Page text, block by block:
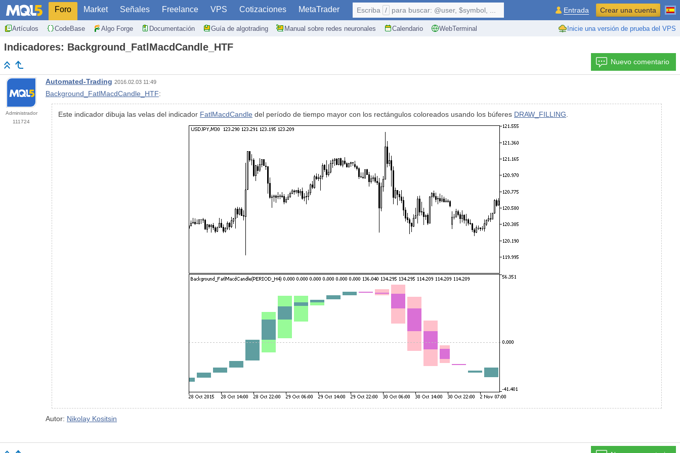
Foro Market Señales Freelance VPS Cotizaciones MetaTrader
Artículos CodeBase Algo Forge Documentación Guía de algotrading Manual sobre redes neuronales Calendario WebTerminal Inicie una versión de prueba del VPS
Escriba / para buscar: @user, $symbol, ... Entrada Crear una cuenta
Indicadores: Background_FatlMacdCandle_HTF
Nuevo comentario
Administrador
111724
Automated-Trading 2016.02.03 11:49
Background_FatlMacdCandle_HTF:
Este indicador dibuja las velas del indicador FatlMacdCandle del período de tiempo mayor con los rectángulos coloreados usando los búferes DRAW_FILLING.
Autor: Nikolay Kositsin